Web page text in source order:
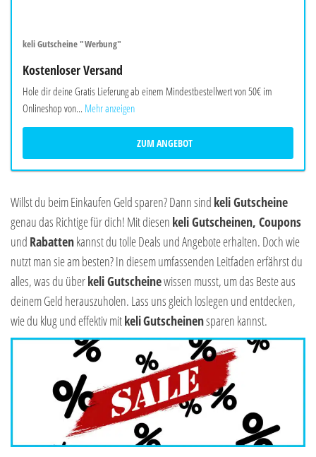
keli Gutscheine "Werbung"
Kostenloser Versand
Hole dir deine Gratis Lieferung ab einem Mindestbestellwert von 50€ im
Onlineshop von... Mehr anzeigen
ZUM ANGEBOT
Willst du beim Einkaufen Geld sparen? Dann sind keli Gutscheine
genau das Richtige für dich! Mit diesen keli Gutscheinen, Coupons
und Rabattenkannst du tolle Deals und Angebote erhalten. Doch wie
nutzt man sie am besten? In diesem umfassenden Leitfaden erfährst du
alles, was du überkeli Gutscheinewissen musst, um das Beste aus
deinem Geld herauszuholen. Lass uns gleich loslegen und entdecken,
wie du klug und effektiv mitkeliGutscheinensparen kannst.